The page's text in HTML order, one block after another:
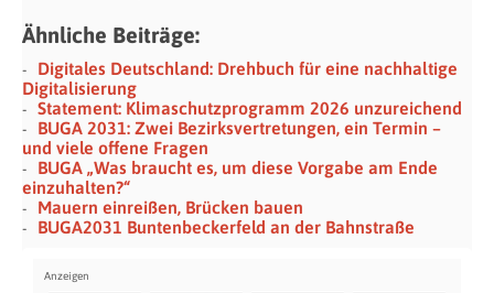
Ähnliche Beiträge:
Digitales Deutschland: Drehbuch für eine nachhaltige
Digitalisierung
Statement: Klimaschutzprogramm 2026 unzureichend
BUGA 2031: Zwei Bezirksvertretungen, ein Termin –
und viele offene Fragen
BUGA „Was braucht es, um diese Vorgabe am Ende
einzuhalten?“
Mauern einreißen, Brücken bauen
BUGA2031 Buntenbeckerfeld an der Bahnstraße